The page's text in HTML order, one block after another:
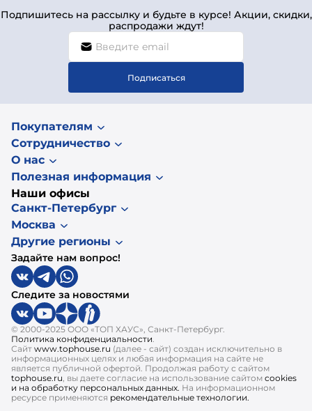
Подпишитесь на рассылку и будьте в курсе! Акции, скидки,
распродажи ждут!
Подписаться
Покупателям
Сотрудничество
О нас
Полезная информация
Наши офисы
Санкт-Петербург
Москва
Другие регионы
Задайте нам вопрос!
Следите за новостями
© 2000-2025 ООО «ТОП ХАУС», Санкт-Петербург.
Политика конфиденциальности.
Сайт www.tophouse.ru (далее - сайт) создан исключительно в
информационных целях и любая информация на сайте не
является публичной офертой. Продолжая работу с сайтом
tophouse.ru, вы даете согласие на использование сайтом cookies
и на обработку персональных данных. На информационном
ресурсе применяются рекомендательные технологии.